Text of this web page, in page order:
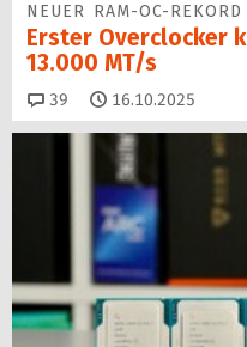
NEUER RAM-OC-REKORD
Erster Overclocker
13.000 MT/s
39 Kommentare
16.10.2025